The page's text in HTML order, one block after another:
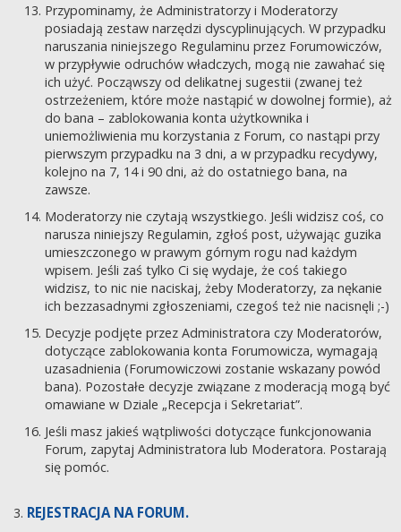
Przypominamy, że Administratorzy i Moderatorzy
posiadają zestaw narzędzi dyscyplinujących. W przypadku
naruszania niniejszego Regulaminu przez Forumowiczów,
w przypływie odruchów władczych, mogą nie zawahać się
ich użyć. Począwszy od delikatnej sugestii (zwanej też
ostrzeżeniem, które może nastąpić w dowolnej formie), aż
do bana – zablokowania konta użytkownika i
uniemożliwienia mu korzystania z Forum, co nastąpi przy
pierwszym przypadku na 3 dni, a w przypadku recydywy,
kolejno na 7, 14 i 90 dni, aż do ostatniego bana, na
zawsze.
Moderatorzy nie czytają wszystkiego. Jeśli widzisz coś, co
narusza niniejszy Regulamin, zgłoś post, używając guzika
umieszczonego w prawym górnym rogu nad każdym
wpisem. Jeśli zaś tylko Ci się wydaje, że coś takiego
widzisz, to nic nie naciskaj, żeby Moderatorzy, za nękanie
ich bezzasadnymi zgłoszeniami, czegoś też nie nacisnęli ;-)
Decyzje podjęte przez Administratora czy Moderatorów,
dotyczące zablokowania konta Forumowicza, wymagają
uzasadnienia (Forumowiczowi zostanie wskazany powód
bana). Pozostałe decyzje związane z moderacją mogą być
omawiane w Dziale „Recepcja i Sekretariat”.
Jeśli masz jakieś wątpliwości dotyczące funkcjonowania
Forum, zapytaj Administratora lub Moderatora. Postarają
się pomóc.
REJESTRACJA NA FORUM.